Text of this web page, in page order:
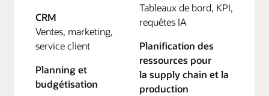
CRM
Ventes, marketing,
service client
Planning et
budgétisation
Tableaux de bord, KPI,
requêtes IA
Planification des
ressources pour
la supply chain et la
production